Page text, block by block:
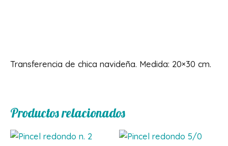
Transferencia de chica navideña. Medida: 20×30 cm.
Productos relacionados